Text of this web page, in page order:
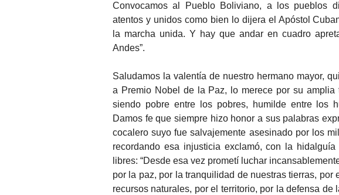
Convocamos al Pueblo Boliviano, a los pueblos
atentos y unidos como bien lo dijera el Apóstol
la marcha unida. Y hay que andar en cuadro
Andes”.
Saludamos la valentía de nuestro hermano mayor,
a Premio Nobel de la Paz, lo merece por su
siendo pobre entre los pobres, humilde entre los
Damos fe que siempre hizo honor a sus palabras
cocalero suyo fue salvajemente asesinado por los
recordando esa injusticia exclamó, con la
libres: “Desde esa vez prometí luchar
por la paz, por la tranquilidad de nuestras tierras,
recursos naturales, por el territorio, por la defensa